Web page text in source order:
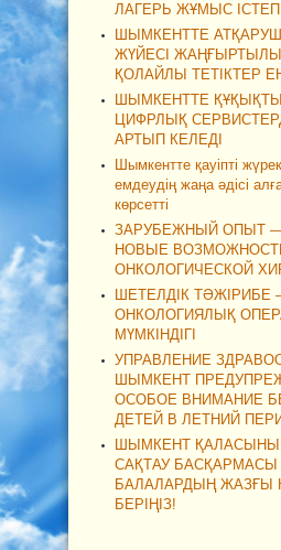
ЛАГЕРЬ ЖҰМЫС ІСТЕП
ШЫМКЕНТТЕ
ЖҮЙЕСІ
ҚОЛАЙЛЫ ТЕТІКТЕР
ШЫМКЕНТТЕ
ЦИФРЛЫҚ
АРТЫП КЕЛЕДІ
Шымкентте қауіпті
емдеудің жаңа әдісі
көрсетті
ЗАРУБЕЖНЫЙ ОПЫТ
НОВЫЕ
ОНКОЛОГИЧЕСКОЙ
ШЕТЕЛДІК ТӘЖІРИБЕ
ОНКОЛОГИЯЛЫҚ
МҮМКІНДІГІ
УПРАВЛЕНИЕ
ШЫМКЕНТ
ОСОБОЕ ВНИМАНИЕ
ДЕТЕЙ В ЛЕТНИЙ
ШЫМКЕНТ
САҚТАУ БАСҚАРМАСЫ
БАЛАЛАРДЫҢ ЖАЗҒЫ
БЕРІҢІЗ!